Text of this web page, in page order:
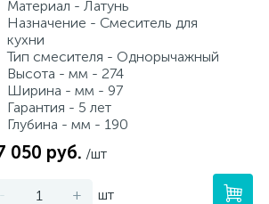
Материал - Латунь
Назначение - Смеситель для
кухни
Тип смесителя - Однорычажный
Высота - мм - 274
Ширина - мм - 97
Гарантия - 5 лет
Глубина - мм - 190
050 руб. /шт
- + шт